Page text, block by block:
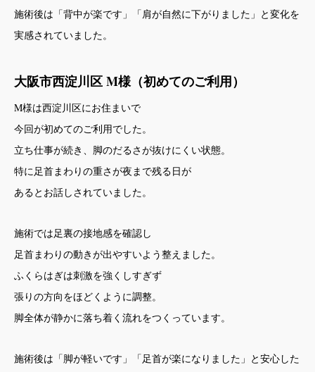
施術後は「背中が楽です」「肩が自然に下がりました」と変化を
実感されていました。
大阪市西淀川区 M様（初めてのご利用）
M様は西淀川区にお住まいで
今回が初めてのご利用でした。
立ち仕事が続き、脚のだるさが抜けにくい状態。
特に足首まわりの重さが夜まで残る日が
あるとお話しされていました。
施術では足裏の接地感を確認し
足首まわりの動きが出やすいよう整えました。
ふくらはぎは刺激を強くしすぎず
張りの方向をほどくように調整。
脚全体が静かに落ち着く流れをつくっています。
施術後は「脚が軽いです」「足首が楽になりました」と安心した